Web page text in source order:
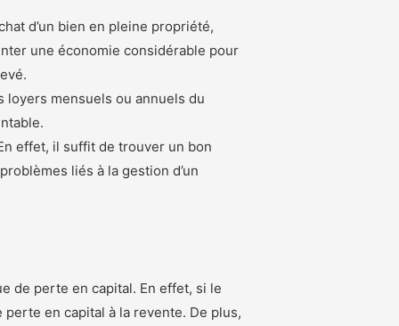
d’un bien en pleine propriété,
une économie considérable pour
mensuels ou annuels du
effet, il suffit de trouver un bon
liés à la gestion d’un
de perte en capital. En effet, si le
en capital à la revente. De plus,